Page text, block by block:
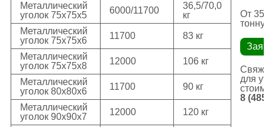
От
для
8
Металлический
уголок 75х75х5
6000/11700
36,5/70,0
кг
Металлический
уголок 75х75х6
11700 83 кг
Металлический
уголок 75х75х8
12000 106 кг
Металлический
уголок 80х80х6
11700 90 кг
Металлический
уголок 90х90х7
12000 120 кг